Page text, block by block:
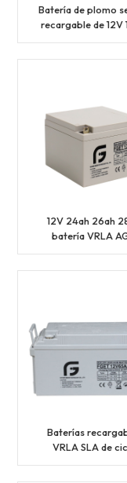
Batería de plomo
recargable de 12V
12V 24ah 26ah
batería VRLA
Baterías
VRLA SLA de